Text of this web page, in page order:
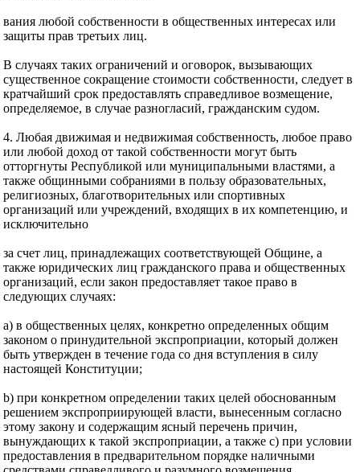
вания любой собственности в общественных интересах или
защиты прав третьих лиц.
В случаях таких ограничений и оговорок, вызывающих
существенное сокращение стоимости собственности, следует в
кратчайший срок предоставлять справедливое возмещение,
определяемое, в случае разногласий, гражданским судом.
4. Любая движимая и недвижимая собственность, любое право
или любой доход от такой собственности могут быть
отторгнуты Республикой или муниципальными властями, а
также общинными собраниями в пользу образовательных,
религиозных, благотворительных или спортивных
организаций или учреждений, входящих в их компетенцию, и
исключительно
за счет лиц, принадлежащих соответствующей Общине, а
также юридических лиц гражданского права и общественных
организаций, если закон предоставляет такое право в
следующих случаях:
а) в общественных целях, конкретно определенных общим
законом о принудительной экспроприации, который должен
быть утвержден в течение года со дня вступления в силу
настоящей Конституции;
b) при конкретном определении таких целей обоснованным
решением экспроприирующей власти, вынесенным согласно
этому закону и содержащим ясный перечень причин,
вынуждающих к такой экспроприации, а также с) при условии
предоставления в предварительном порядке наличными